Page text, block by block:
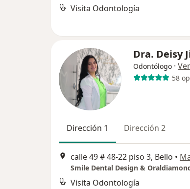
Visita Odontología
Dra. Deisy
Odontólogo ·
58
Dirección 1 Dirección 2
calle 49 # 48-22 piso 3, Bello •
Smile Dental Design &
Visita Odontología